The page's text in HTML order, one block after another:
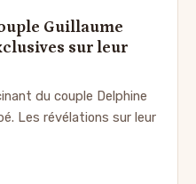
Guillaume
sur leur
du couple Delphine
Les révélations sur leur